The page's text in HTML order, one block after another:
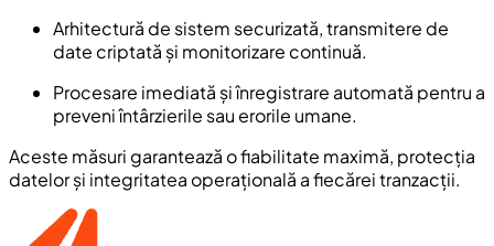
Arhitectură de sistem securizată, transmitere de
date criptată și monitorizare continuă.
Procesare imediată și înregistrare automată pentru a
preveni întârzierile sau erorile umane.
Aceste măsuri garantează o fiabilitate maximă, protecția
datelor și integritatea operațională a fiecărei tranzacții.